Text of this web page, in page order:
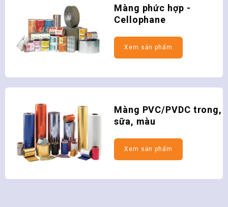
Màng phức hợp -
Cellophane
Màng PVC/PVDC trong,
sữa, màu